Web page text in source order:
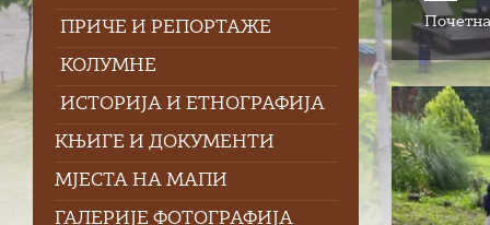
Почетна
ПРИЧЕ И РЕПОРТАЖЕ
КОЛУМНЕ
ИСТОРИЈА И ЕТНОГРАФИЈА
КЊИГЕ И ДОКУМЕНТИ
МЈЕСТА НА МАПИ
ГАЛЕРИЈЕ ФОТОГРАФИЈА